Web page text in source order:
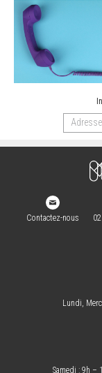
Contactez-nous
Lundi,
Samedi : 9h –